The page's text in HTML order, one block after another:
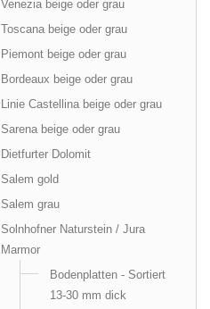
Venezia beige oder grau
Toscana beige oder grau
Piemont beige oder grau
Bordeaux beige oder grau
Linie Castellina beige oder grau
Sarena beige oder grau
Dietfurter Dolomit
Salem gold
Salem grau
Solnhofner Naturstein / Jura
Marmor
Bodenplatten - Sortiert
13-30 mm dick